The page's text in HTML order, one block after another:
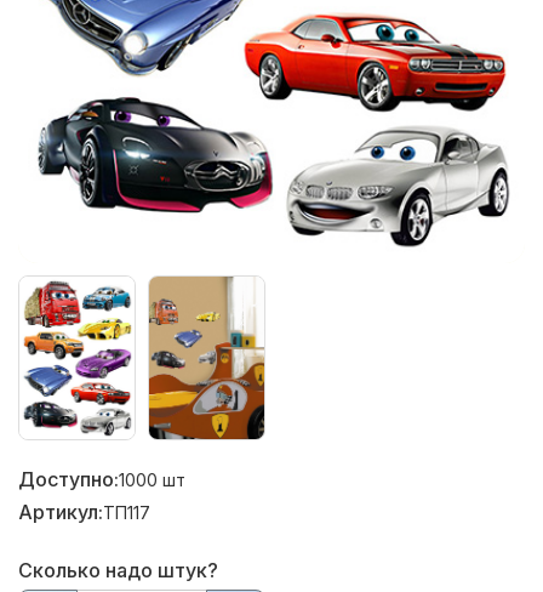
Доступно:1000 шт
Артикул:ТП117
Сколько надо штук?